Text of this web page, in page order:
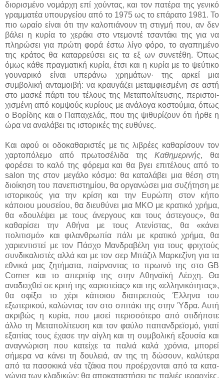
διορισμένο νομάρχη επί χούντας, και τον πατέρα της γενικό
γραμματέα υπουργείου από το 1975 ως το επάρατο 1981. Το
πιο ωραίο είναι ότι την καλοπιάνουν τη στιγμή που, αν δεν
βάλει η κυρία το χεράκι στο ντεμοντέ τσαντάκι της για να
πληρώσει για πρώτη φορά έστω λίγο φόρο, το αγαπημένο
της κράτος θα καταρρεύσει εις τα εξ ων συνετέθη. Όπως
όμως κάθε πραγματική κυρία, έτσι και η κυρία με το ψεύτικο
γουναρικό είναι υπεράνω χρημάτων· της αρκεί μια
συμβολική ανταμοιβή: να κραυγάζει μεταμφιεσμένη σε αστή
στο μασκέ πάρτι του τέλους της Μεταπολίτευσης, περιστοι­
χισμένη από κομψούς κυρίους με ανάλογα κοστούμια, όπως
ο Βορίδης και ο Παπαχελάς, που της ψιθυρίζουν ότι ήρθε η
ώρα να αναλάβει τις ιστορικές της ευθύνες.
Και αφού οι οδοκαθαριστές με τις λιβρέες καθαρίσουν τον
χαρτοπόλεμο από πρωτοσέλιδα τηςΚαθημερινής, θα
φορέσει το καλό της φόρεμα και θα βγει επιτέλους από το
salon της στον μεγάλο κόσμο: θα καταλάβει μια θέση στη
διοίκηση του πανεπιστημίου, θα οργανώσει μια συζήτηση με
ιστορικούς για την κρίση και την Ευρώπη στον κήπο
κάποιου μουσείου, θα διευθύνει μια ΜΚΟ με κρατικό χρήμα,
θα «δουλέψει με τους άνεργους και τους άστεγους», θα
καθαρίσει την Αθήνα με τους Ατενίστας, θα «κάνει
πολιτισμό» και φιλανθρωπία πάλι με κρατικό χρήμα, θα
χαριεντιστεί με τον Πάσχο Μανδραβέλη για τους φριχτούς
συνδικαλιστές αλλά και με τον σερ Μπάζιλ Μαρκεζίνη για τα
εθνικά μας ζητήματα, παίρνοντας το πρωινό της στο GB
Corner και το απεριτίφ της στην Αθηναϊκή Λέσχη. Θα
αναδειχθεί σε κριτή της «αριστείας» και της «ελληνικότητας»,
θα σφίξει το χέρι κάποιου διαπρεπούς Έλληνα του
εξωτερικού, καλώντας τον στο σπιτάκι της στην Ύδρα. Αυτή
ακριβώς η κυρία, που μισεί περισσότερο από οτιδήποτε
άλλο τη Μεταπολίτευση και τον φαύλο παπανδρεϊσμό, γιατί
εξαιτίας τους έχασε την αίγλη και τη συμβολική εξουσία και
αναγνώριση που κατείχε τα παλιά καλά χρόνια, μπορεί
σήμερα να κάνει τη δουλειά, αν της τη δώσουν, καλύτερα
από τα πασοκικά νέα τζάκια που προέρχονται από τα κατα­
γώγια των κλαδικών: θα αποκαταστήσει τις πα­λιές ιεραρχίες,